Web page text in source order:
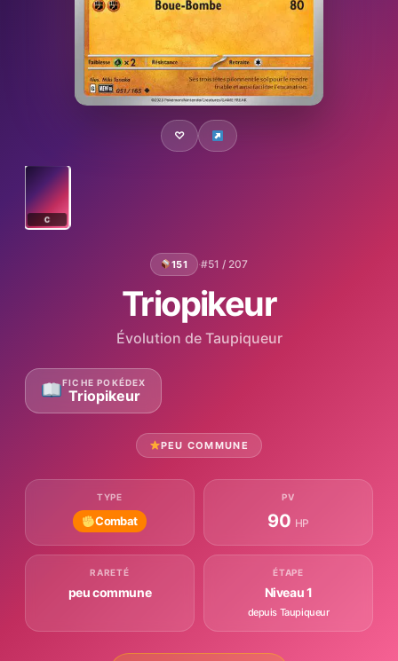
♡
C
151 ·#51 / 207
Triopikeur
Évolution de Taupiqueur
FICHE POKÉDEX
Triopikeur
PEU COMMUNE
TYPE
Combat
PV
90 HP
RARETÉ
peu commune
ÉTAPE
Niveau 1
depuis Taupiqueur